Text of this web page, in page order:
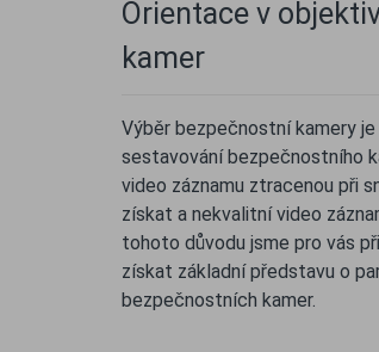
Orientace v
kamer
Výběr bezpečnostní kamery
sestavování bezpečnostního
video záznamu ztracenou při
získat a nekvalitní video
tohoto důvodu jsme pro vás
získat základní představu o
bezpečnostních kamer.